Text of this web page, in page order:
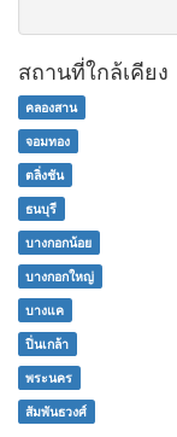
สถานที่ใกล้เคียง
คลองสาน
จอมทอง
ตลิ่งชัน
ธนบุรี
บางกอกน้อย
บางกอกใหญ่
บางแค
ปิ่นเกล้า
พระนคร
สัมพันธวงศ์